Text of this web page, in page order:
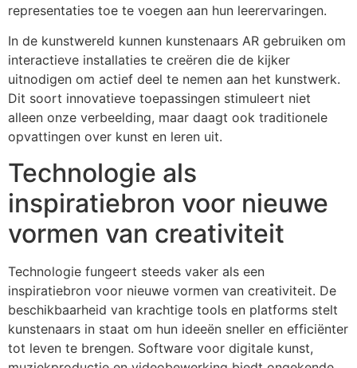
representaties toe te voegen aan hun leerervaringen.
In de kunstwereld kunnen kunstenaars AR gebruiken om
interactieve installaties te creëren die de kijker
uitnodigen om actief deel te nemen aan het kunstwerk.
Dit soort innovatieve toepassingen stimuleert niet
alleen onze verbeelding, maar daagt ook traditionele
opvattingen over kunst en leren uit.
Technologie als
inspiratiebron voor nieuwe
vormen van creativiteit
Technologie fungeert steeds vaker als een
inspiratiebron voor nieuwe vormen van creativiteit. De
beschikbaarheid van krachtige tools en platforms stelt
kunstenaars in staat om hun ideeën sneller en efficiënter
tot leven te brengen. Software voor digitale kunst,